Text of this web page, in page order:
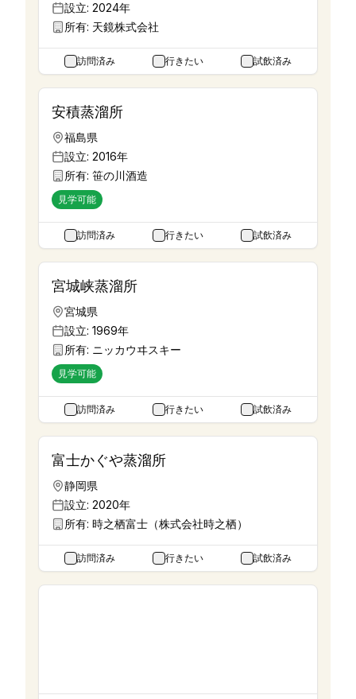
設立: 2024年
所有: 天鏡株式会社
訪問済み 行きたい 試飲済み
安積蒸溜所
福島県
設立: 2016年
所有: 笹の川酒造
見学可能
訪問済み 行きたい 試飲済み
宮城峡蒸溜所
宮城県
設立: 1969年
所有: ニッカウヰスキー
見学可能
訪問済み 行きたい 試飲済み
富士かぐや蒸溜所
静岡県
設立: 2020年
所有: 時之栖富士（株式会社時之栖）
訪問済み 行きたい 試飲済み